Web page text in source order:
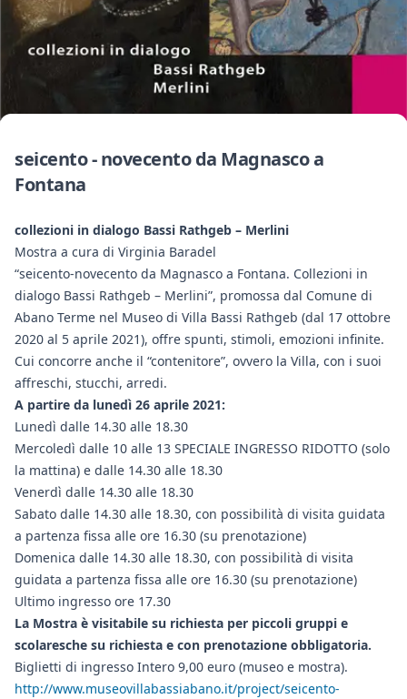
seicento - novecento da Magnasco a
Fontana
collezioni in dialogo Bassi Rathgeb – Merlini
Mostra a cura di Virginia Baradel
“seicento-novecento da Magnasco a Fontana. Collezioni in
dialogo Bassi Rathgeb – Merlini”, promossa dal Comune di
Abano Terme nel Museo di Villa Bassi Rathgeb (dal 17 ottobre
2020 al 5 aprile 2021), offre spunti, stimoli, emozioni infinite.
Cui concorre anche il “contenitore”, ovvero la Villa, con i suoi
affreschi, stucchi, arredi.
A partire da lunedì 26 aprile 2021:
Lunedì dalle 14.30 alle 18.30
Mercoledì dalle 10 alle 13 SPECIALE INGRESSO RIDOTTO (solo
la mattina) e dalle 14.30 alle 18.30
Venerdì dalle 14.30 alle 18.30
Sabato dalle 14.30 alle 18.30, con possibilità di visita guidata
a partenza fissa alle ore 16.30 (su prenotazione)
Domenica dalle 14.30 alle 18.30, con possibilità di visita
guidata a partenza fissa alle ore 16.30 (su prenotazione)
Ultimo ingresso ore 17.30
La Mostra è visitabile su richiesta per piccoli gruppi e
scolaresche su richiesta e con prenotazione obbligatoria.
Biglietti di ingresso Intero 9,00 euro (museo e mostra).
http://www.museovillabassiabano.it/project/seicento-